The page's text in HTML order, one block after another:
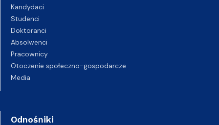
Kandydaci
Studenci
Doktoranci
Absolwenci
Pracownicy
Otoczenie społeczno-gospodarcze
Media
Odnośniki